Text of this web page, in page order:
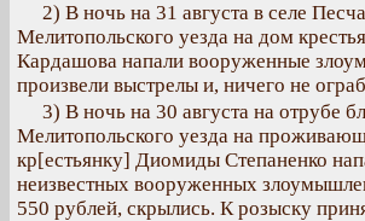
2) В ночь на 31 августа в селе
Мелитопольского уезда на дом
Кардашова напали вооруженные
произвели выстрелы и, ничего не
3) В ночь на 30 августа на отрубе
Мелитопольского уезда на
кр[естьянку] Диомиды Степаненко
неизвестных вооруженных
550 рублей, скрылись. К розыску